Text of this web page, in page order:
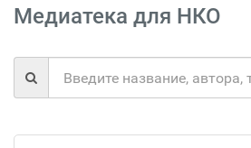
Медиатека для НКО